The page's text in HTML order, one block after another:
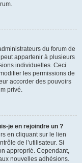
du forum de
appartenir à plusieurs
individuelles. Ceci
les permissions de
accorder des pouvoirs
privé.
je en rejoindre un ?
en cliquant sur le lien
de l’utilisateur. Si
approprié. Cependant,
nouvelles adhésions.